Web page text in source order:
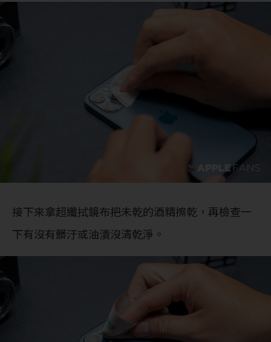
接下來拿超纖拭鏡布把未乾的酒精擦乾，再檢查一
下有沒有髒汙或油漬沒清乾淨。